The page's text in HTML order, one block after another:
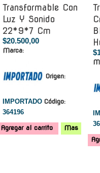
Transformable Con
Luz Y Sonido
22*9*7 Cm
$20.500,00
Marca:
Origen:
IMPORTADO Código:
364196
Agregar al carrito Mas